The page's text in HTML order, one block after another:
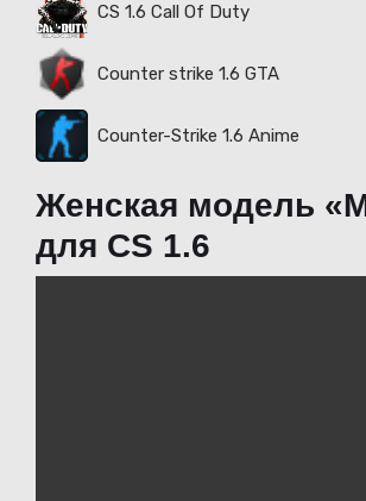
CS 1.6 Call Of Duty
Counter strike 1.6 GTA
Counter-Strike 1.6 Anime
Женская модель
для CS 1.6